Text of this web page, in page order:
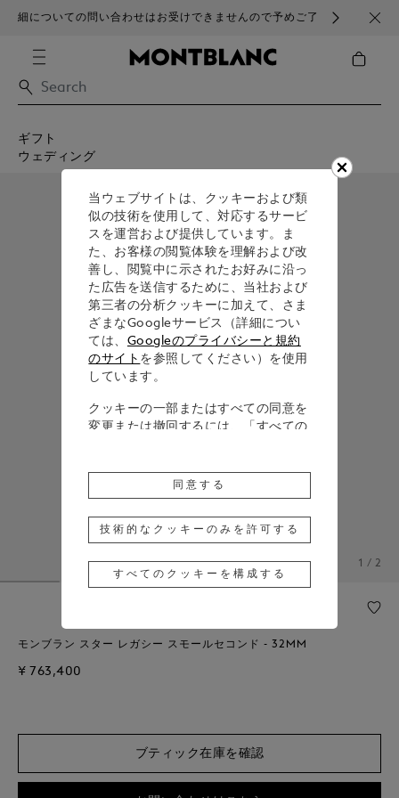
細についての問い合わせはお受けできませんので予めご了
ブラ
ギフト
ウェディング
1 / 2
モンブラン スター レガシー スモールセコンド - 32MM
¥ 763,400
ブティック在庫を確認
当ウェブサイトは、クッキーおよび類
似の技術を使用して、対応するサービ
スを運営および提供しています。ま
た、お客様の閲覧体験を理解および改
善し、閲覧中に示されたお好みに沿っ
た広告を送信するために、当社および
第三者の分析クッキーに加えて、さま
ざまなGoogleサービス（詳細につい
ては、 Googleのプライバシーと規約
のサイト を参照してください）を使用
しています。
クッキーの一部またはすべての同意を
変更または撤回するには、「すべての
をご覧ください。
のクッキーの使用に同意したことにな
「技術的なクッキーのみを許可する」
同意する
技術的なクッキーのみを許可する
すべてのクッキーを構成する